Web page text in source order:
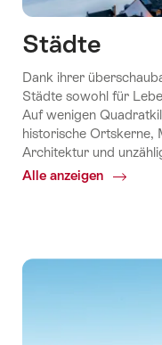
Städte
Dank ihrer
Städte sowohl für
Auf wenigen
historische Ortskerne,
Architektur und
Alle anzeigen